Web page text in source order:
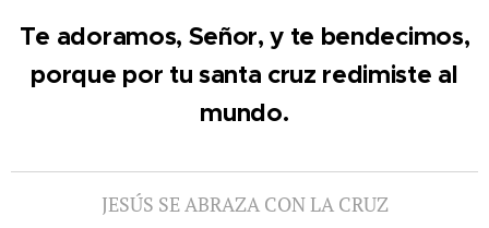
Te adoramos, Señor, y te bendecimos,
porque por tu santa cruz redimiste al
mundo.
JESÚS SE ABRAZA CON LA CRUZ